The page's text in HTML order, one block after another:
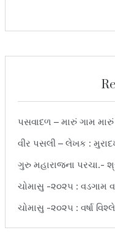
પસવાદળ – મારું ગામ
વીર પસલી – લેખક :
ગુરુ મહારાજના પરચા.-
ચોમાસુ -૨૦૨૫ : વડગામ
ચોમાસુ -૨૦૨૫ : વર્ષા